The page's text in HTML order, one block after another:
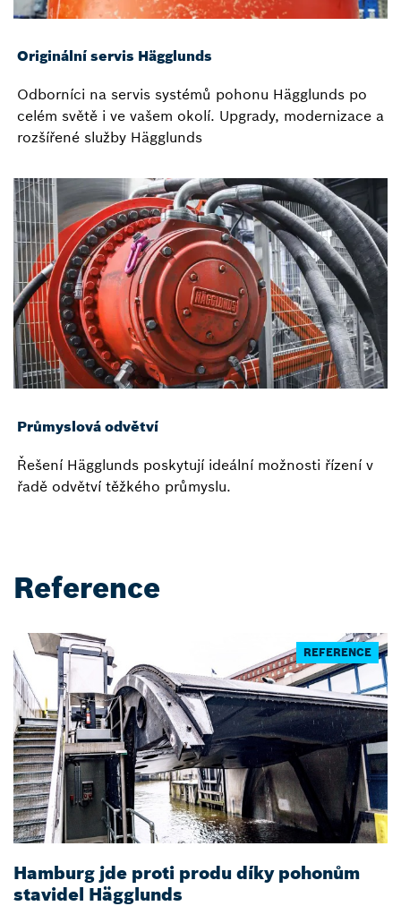
Originální servis Hägglunds
Odborníci na servis systémů pohonu Hägglunds po
celém světě i ve vašem okolí. Upgrady, modernizace a
rozšířené služby Hägglunds
Průmyslová odvětví
Řešení Hägglunds poskytují ideální možnosti řízení v
řadě odvětví těžkého průmyslu.
Reference
Hamburg jde proti produ díky pohonům
stavidel Hägglunds
REFERENCE